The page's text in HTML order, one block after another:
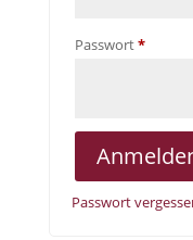
Passwort*
Passwort